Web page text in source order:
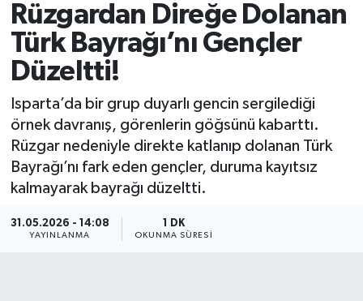
Rüzgardan Direğe Dolanan
Türk Bayrağı’nı Gençler
Düzeltti!
Isparta’da bir grup duyarlı gencin sergilediği
örnek davranış, görenlerin göğsünü kabarttı.
Rüzgar nedeniyle direkte katlanıp dolanan Türk
Bayrağı’nı fark eden gençler, duruma kayıtsız
kalmayarak bayrağı düzeltti.
31.05.2026 - 14:08
YAYINLANMA
1 DK
OKUNMA SÜRESI
Esnaf Diyor ki;
ASAYİŞ
BİLİM VE TEKNOLOJİ
EĞİTİM
GENEL
Güncel
Isparta Trafik Yoğunluk Haritası
Süper Lig Puan Durumu ve Fikstür
Tüm Manşetler
Son Dakika Haberleri
Haber Arşivi